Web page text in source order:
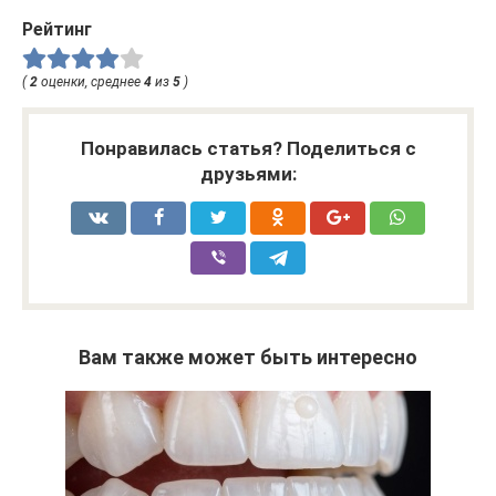
Рейтинг
(2 оценки, среднее 4 из 5 )
Понравилась статья? Поделиться с
друзьями:
Вам также может быть интересно